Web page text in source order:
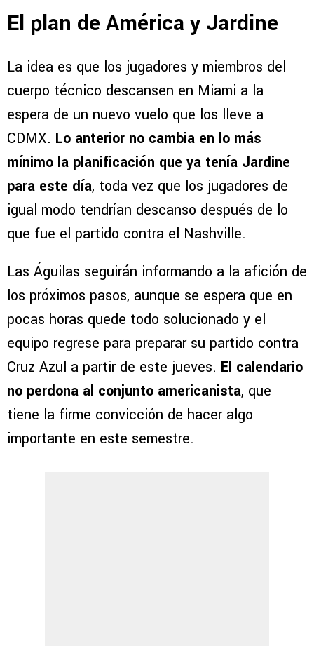
El plan de América y Jardine
La idea es que los jugadores y miembros del
cuerpo técnico descansen en Miami a la
espera de un nuevo vuelo que los lleve a
CDMX. Lo anterior no cambia en lo más
mínimo la planificación que ya tenía Jardine
para este día, toda vez que los jugadores de
igual modo tendrían descanso después de lo
que fue el partido contra el Nashville.
Las Águilas seguirán informando a la afición de
los próximos pasos, aunque se espera que en
pocas horas quede todo solucionado y el
equipo regrese para preparar su partido contra
Cruz Azul a partir de este jueves. El calendario
no perdona al conjunto americanista, que
tiene la firme convicción de hacer algo
importante en este semestre.